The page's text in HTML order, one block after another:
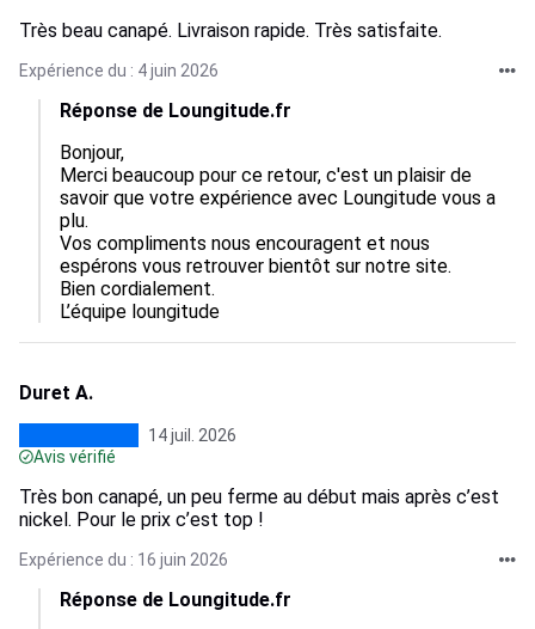
Très beau canapé. Livraison rapide. Très satisfaite.
Expérience du : 4 juin 2026
Réponse de Loungitude.fr
Bonjour,
Merci beaucoup pour ce retour, c'est un plaisir de
savoir que votre expérience avec Loungitude vous a
plu.
Vos compliments nous encouragent et nous
espérons vous retrouver bientôt sur notre site.
Bien cordialement.
L’équipe loungitude
Duret A.
14 juil. 2026
Avis vérifié
Très bon canapé, un peu ferme au début mais après c’est
nickel. Pour le prix c’est top !
Expérience du : 16 juin 2026
Réponse de Loungitude.fr